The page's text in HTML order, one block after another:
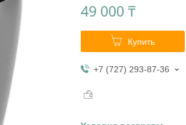
49 000 ₸
Купить
+7 (727) 293-87-36